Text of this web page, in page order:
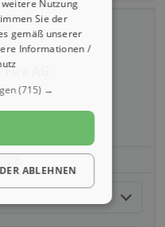
AG
Nutzung
Sie der
gemäß unserer
Informationen /
(715) →
ABLEHNEN